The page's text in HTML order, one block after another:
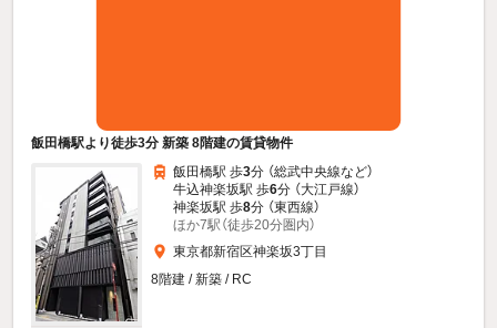
飯田橋駅より徒歩3分 新築 8階建の賃貸物件
飯田橋駅 歩3分 （総武中央線など）
牛込神楽坂駅 歩6分 （大江戸線）
神楽坂駅 歩8分 （東西線）
ほか7駅（徒歩20分圏内）
東京都新宿区神楽坂3丁目
8階建 / 新築 / RC